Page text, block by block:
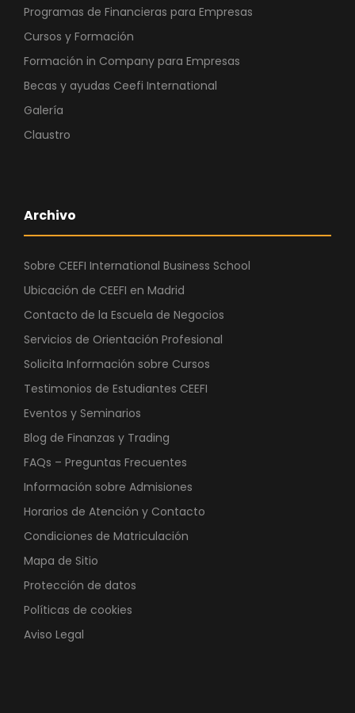
Programas de Financieras para Empresas
Cursos y Formación
Formación in Company para Empresas
Becas y ayudas Ceefi International
Galería
Claustro
Archivo
Sobre CEEFI International Business School
Ubicación de CEEFI en Madrid
Contacto de la Escuela de Negocios
Servicios de Orientación Profesional
Solicita Información sobre Cursos
Testimonios de Estudiantes CEEFI
Eventos y Seminarios
Blog de Finanzas y Trading
FAQs – Preguntas Frecuentes
Información sobre Admisiones
Horarios de Atención y Contacto
Condiciones de Matriculación
Mapa de Sitio
Protección de datos
Políticas de cookies
Aviso Legal